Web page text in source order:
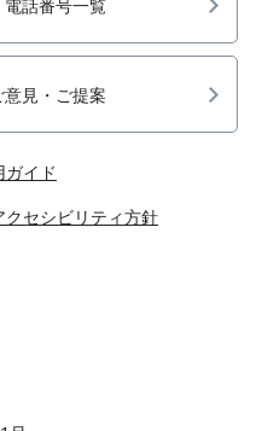
電話番号一覧
意見・ご提案
ガイド
クセシビリティ方針